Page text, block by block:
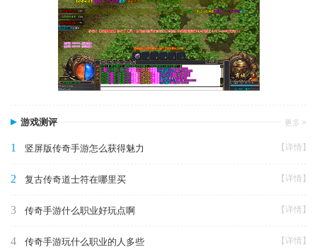
游戏测评
1 竖屏版传奇手游怎么获得魅力 【详情】
2 复古传奇道士符在哪里买 【详情】
3 传奇手游什么职业好玩点啊 【详情】
4 传奇手游玩什么职业的人多些 【详情】